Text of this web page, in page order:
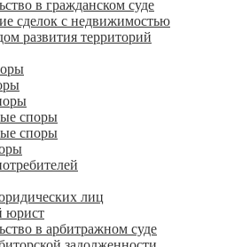
в гражданском суде
сделок с недвижимостью
развития территорий
споры
споры
лиц
юрист
в арбитражном суде